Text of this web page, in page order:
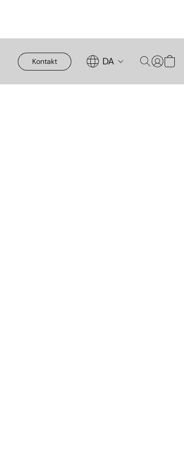
Kontakt DA